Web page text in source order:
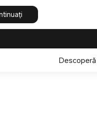
Descoperă